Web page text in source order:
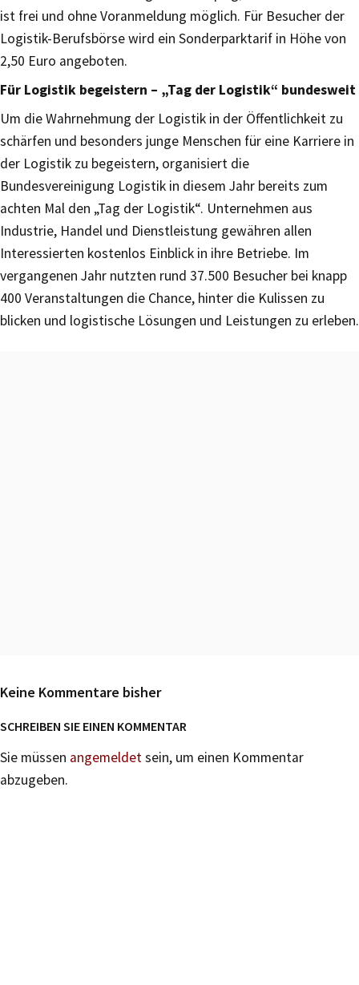
ist frei und ohne Voranmeldung möglich. Für Besucher der
Logistik-Berufsbörse wird ein Sonderparktarif in Höhe von
2,50 Euro angeboten.
Für Logistik begeistern – „Tag der Logistik“ bundesweit
Um die Wahrnehmung der Logistik in der Öffentlichkeit zu
schärfen und besonders junge Menschen für eine Karriere in
der Logistik zu begeistern, organisiert die
Bundesvereinigung Logistik in diesem Jahr bereits zum
achten Mal den „Tag der Logistik“. Unternehmen aus
Industrie, Handel und Dienstleistung gewähren allen
Interessierten kostenlos Einblick in ihre Betriebe. Im
vergangenen Jahr nutzten rund 37.500 Besucher bei knapp
400 Veranstaltungen die Chance, hinter die Kulissen zu
blicken und logistische Lösungen und Leistungen zu erleben.
Keine Kommentare bisher
SCHREIBEN SIE EINEN KOMMENTAR
Sie müssen angemeldetsein, um einen Kommentar
abzugeben.